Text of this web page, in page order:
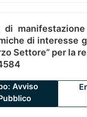
di
di interesse
Settore” per la
Avviso